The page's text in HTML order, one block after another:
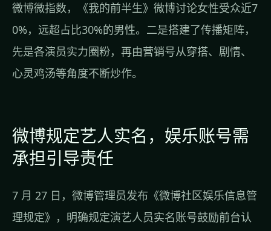
微博微指数，《我的前半生》微博讨论女性受众近7
0%，远超占比30%的男性。二是搭建了传播矩阵，
先是各演员实力圈粉，再由营销号从穿搭、剧情、
心灵鸡汤等角度不断炒作。
微博规定艺人实名，娱乐账号需
承担引导责任
7 月 27 日，微博管理员发布《微博社区娱乐信息管
理规定》，明确规定演艺人员实名账号鼓励前台认